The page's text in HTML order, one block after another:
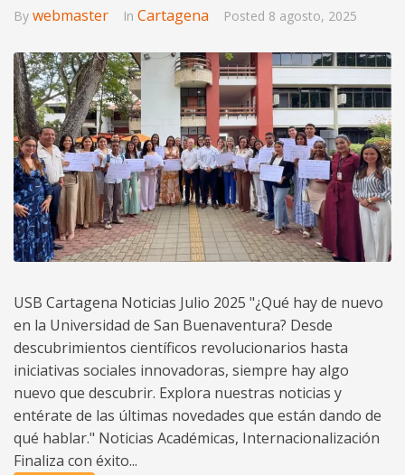
By webmaster In Cartagena Posted 8 agosto, 2025
USB Cartagena Noticias Julio 2025 "¿Qué hay de nuevo
en la Universidad de San Buenaventura? Desde
descubrimientos científicos revolucionarios hasta
iniciativas sociales innovadoras, siempre hay algo
nuevo que descubrir. Explora nuestras noticias y
entérate de las últimas novedades que están dando de
qué hablar." Noticias Académicas, Internacionalización
Finaliza con éxito...